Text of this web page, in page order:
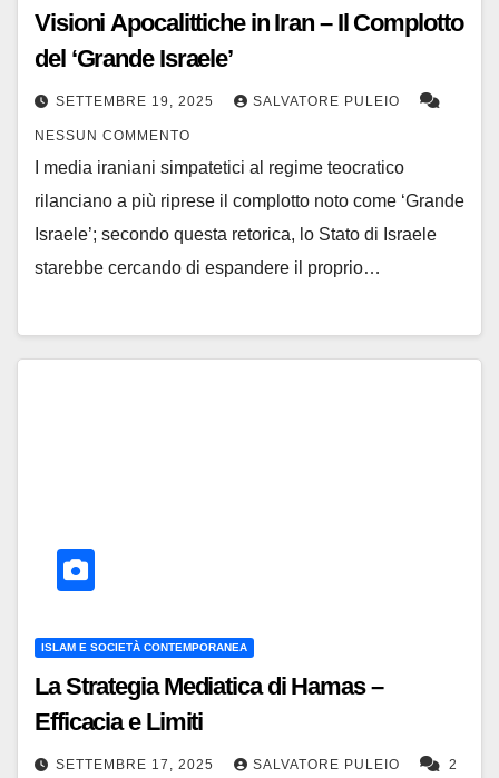
Visioni Apocalittiche in Iran – Il Complotto
del ‘Grande Israele’
SETTEMBRE 19, 2025 SALVATORE PULEIO
NESSUN COMMENTO
I media iraniani simpatetici al regime teocratico
rilanciano a più riprese il complotto noto come ‘Grande
Israele’; secondo questa retorica, lo Stato di Israele
starebbe cercando di espandere il proprio…
ISLAM E SOCIETÀ CONTEMPORANEA
La Strategia Mediatica di Hamas –
Efficacia e Limiti
SETTEMBRE 17, 2025 SALVATORE PULEIO 2